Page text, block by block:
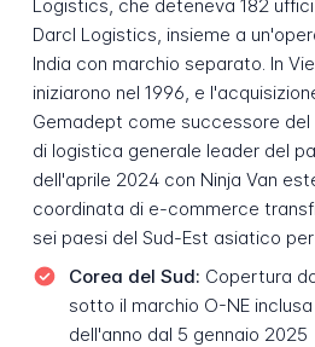
Logistics, che deteneva 182
Darcl Logistics, insieme a
India con marchio separato. In
iniziarono nel 1996, e
Gemadept come successore
di logistica generale leader del
dell'aprile 2024 con Ninja Van
coordinata di e-commerce
sei paesi del Sud-Est asiatico
Corea del Sud: Copertura
sotto il marchio O-NE
dell'anno dal 5 gennaio 2025